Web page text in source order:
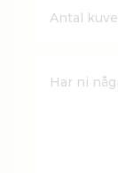
Antal
Har ni